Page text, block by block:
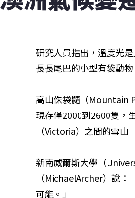
研究人員指出，溫度光
長長尾巴的小型有袋動
高山侏袋鼯（Mountain
現存僅2000到2600隻，
（Victoria）之間的雪
新南威爾斯大學（
（MichaelArcher）說
可能。」